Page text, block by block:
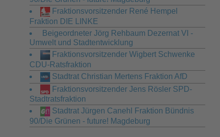
Fraktionsvorsitzender René Hempel
Fraktion DIE LINKE
Beigeordneter Jörg Rehbaum Dezernat VI -
Umwelt und Stadtentwicklung
Fraktionsvorsitzender Wigbert Schwenke
CDU-Ratsfraktion
Stadtrat Christian Mertens Fraktion AfD
Fraktionsvorsitzender Jens Rösler SPD-
Stadtratsfraktion
Stadtrat Jürgen Canehl Fraktion Bündnis
90/Die Grünen - future! Magdeburg